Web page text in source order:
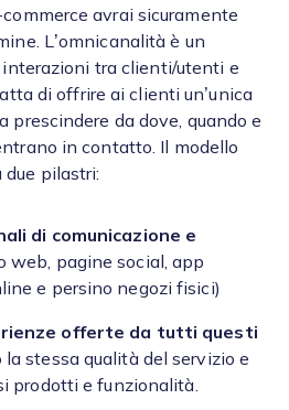
avrai sicuramente
L’omnicanalità è un
tra clienti/utenti e
di offrire ai clienti un’unica
prescindere da dove, quando e
in contatto. Il modello
due pilastri:
di comunicazione e
web, pagine social, app
e persino negozi fisici)
offerte da tutti questi
la stessa qualità del servizio e
prodotti e funzionalità.